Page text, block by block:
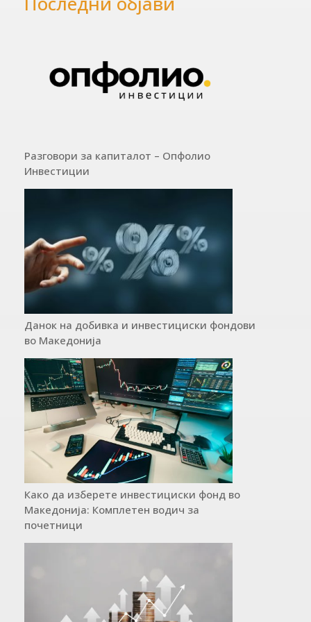
Разговори за капиталот – Опфолио
Инвестиции
Данок на добивка и инвестициски фондови
во Македонија
Како да изберете инвестициски фонд во
Македонија: Комплетен водич за
почетници